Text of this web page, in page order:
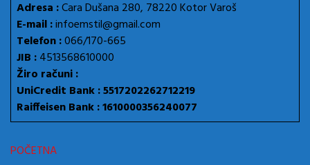
Adresa :Cara Dušana 280, 78220 Kotor Varoš
E-mail :infoemstil@gmail.com
Telefon :066/170-665
JIB :4513568610000
Žiro računi :
UniCredit Bank : 5517202262712219
Raiffeisen Bank : 1610000356240077
POČETNA